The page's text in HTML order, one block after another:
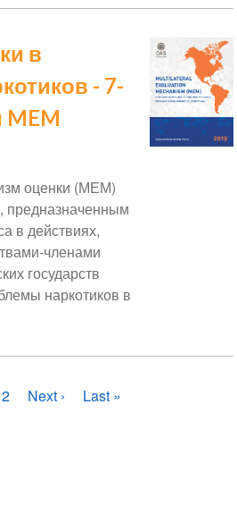
в
- 7-
MEM
оценки (МЕМ)
предназначенным
в действиях,
членами
государств
наркотиков в
Страница
2
Следующая
Next ›
Последняя
Last »